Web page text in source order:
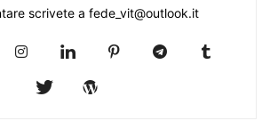
scrivete a fede_vit@outlook.it